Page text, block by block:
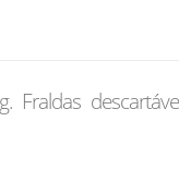
Fraldas